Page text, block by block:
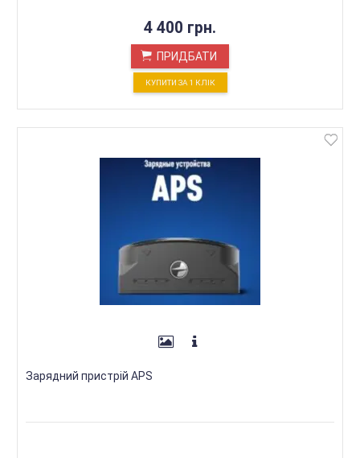
4 400 грн.
ПРИДБАТИ
КУПИТИ ЗА 1 КЛIК
Зарядний пристрій APS